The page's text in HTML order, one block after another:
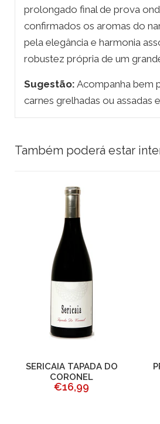
prolongado final de prova
confirmados os aromas do
pela elegância e harmonia
robustez própria de um
Sugestão: Acompanha bem
carnes grelhadas ou assadas
Também poderá estar
SERICAIA TAPADA DO
CORONEL
€16,99